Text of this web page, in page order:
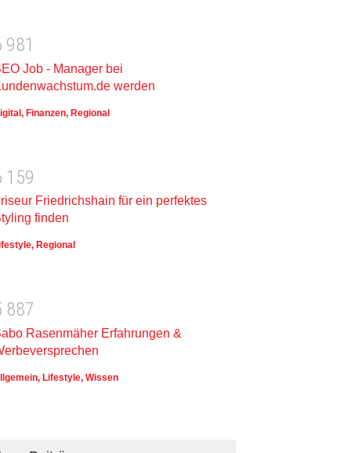
981
Job - Manager bei
werden
, Finanzen, Regional
1 59
Friedrichshain für ein perfektes
finden
, Regional
887
Rasenmäher Erfahrungen &
, Lifestyle, Wissen